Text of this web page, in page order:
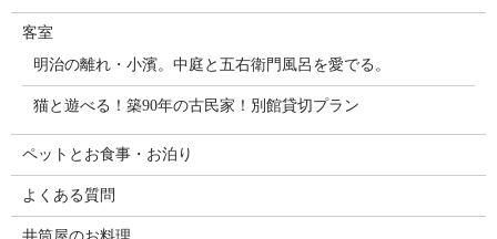
客室
明治の離れ・小濱。中庭と五右衛門風呂を愛でる。
猫と遊べる！築90年の古民家！別館貸切プラン
ペットとお食事・お泊り
よくある質問